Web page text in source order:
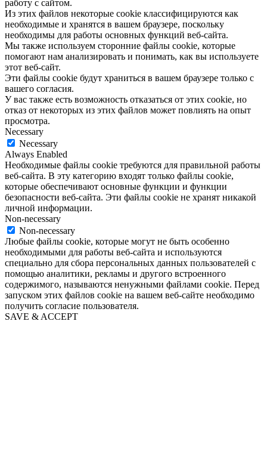
работу с сайтом.
Из этих файлов некоторые cookie классифицируются как
необходимые и хранятся в вашем браузере, поскольку
необходимы для работы основных функций веб-сайта.
Мы также используем сторонние файлы cookie, которые
помогают нам анализировать и понимать, как вы используете
этот веб-сайт.
Эти файлы cookie будут храниться в вашем браузере только с
вашего согласия.
У вас также есть возможность отказаться от этих cookie, но
отказ от некоторых из этих файлов может повлиять на опыт
просмотра.
Necessary
Necessary
Always Enabled
Необходимые файлы cookie требуются для правильной работы
веб-сайта. В эту категорию входят только файлы cookie,
которые обеспечивают основные функции и функции
безопасности веб-сайта. Эти файлы cookie не хранят никакой
личной информации.
Non-necessary
Non-necessary
Любые файлы cookie, которые могут не быть особенно
необходимыми для работы веб-сайта и используются
специально для сбора персональных данных пользователей с
помощью аналитики, рекламы и другого встроенного
содержимого, называются ненужными файлами cookie. Перед
запуском этих файлов cookie на вашем веб-сайте необходимо
получить согласие пользователя.
SAVE & ACCEPT